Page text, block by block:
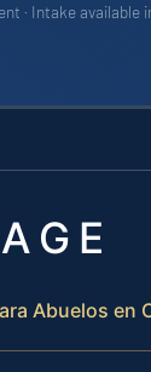
· Intake available
Abuelos en